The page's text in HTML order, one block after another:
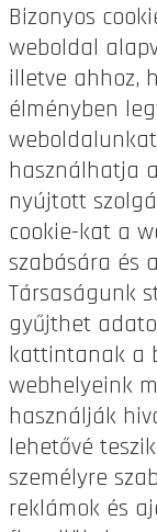
Bizonyos
weboldal
illetve ahhoz,
élményben
használhatja
nyújtott
cookie-kat a
szabására és
Társaságunk
gyűjthet
kattintanak a
webhelyeink
használják
lehetővé
személyre
reklámok és